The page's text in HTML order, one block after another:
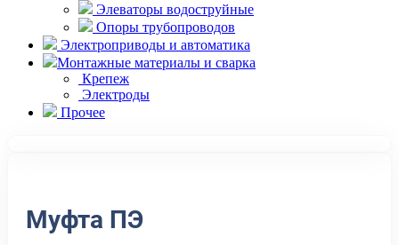
Элеваторы водоструйные
Опоры трубопроводов
Электроприводы и автоматика
Монтажные материалы и сварка
Крепеж
Электроды
Прочее
Муфта ПЭ